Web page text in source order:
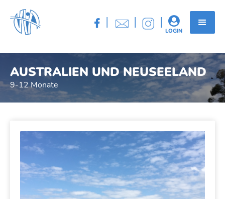
 | | | 
LOGIN
AUSTRALIEN UND NEUSEELAND
9-12 Monate